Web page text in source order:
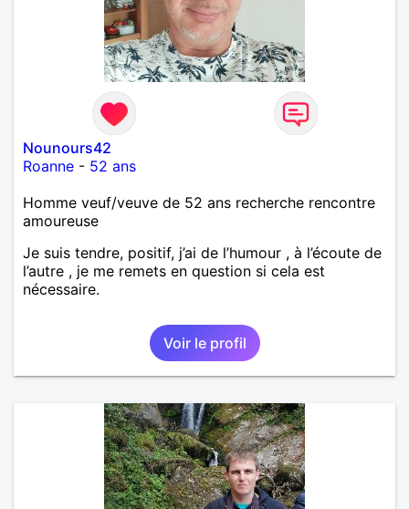
Nounours42
Roanne - 52 ans
Homme veuf/veuve de 52 ans recherche rencontre
amoureuse
Je suis tendre, positif, j’ai de l’humour , à l’écoute de
l’autre , je me remets en question si cela est
nécessaire.
Voir le profil